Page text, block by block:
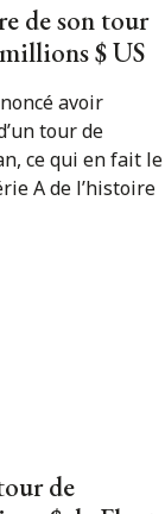
de son tour
$ US
avoir
tour de
ce qui en fait le
A de l’histoire
de